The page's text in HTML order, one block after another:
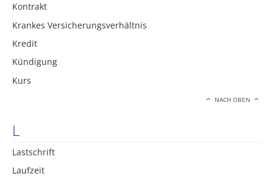
Kontrakt
Krankes Versicherungsverhältnis
Kredit
Kündigung
Kurs
NACH OBEN
L
Lastschrift
Laufzeit